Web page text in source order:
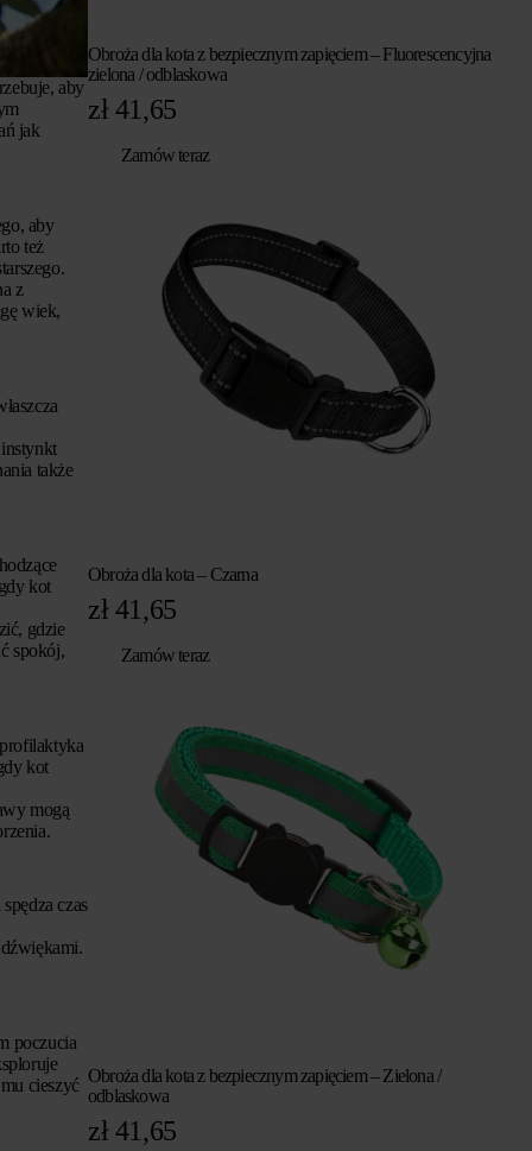
aby
jak
aby
też
z
wiek,
także
kot
gdzie
spokój,
kot
mogą
czas
poczucia
cieszyć
Obroża dla kota z bezpiecznym zapięciem – Fluorescencyjna
zielona / odblaskowa
zł41,65
Zamów teraz
Obroża dla kota – Czarna
zł41,65
Zamów teraz
Obroża dla kota z bezpiecznym zapięciem – Zielona /
odblaskowa
zł41,65